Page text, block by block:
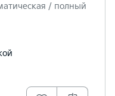
/ полный